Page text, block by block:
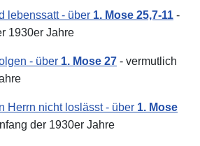
lebenssatt - über 1. Mose 25,7-11 -
1930er Jahre
- über 1. Mose 27 - vermutlich
Herrn nicht loslässt - über 1. Mose
der 1930er Jahre